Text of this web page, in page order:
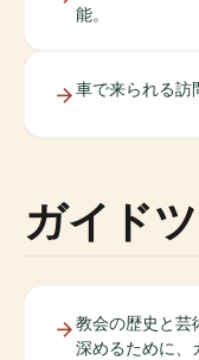
能。
車で来られる訪
ガイド
教会の歴史と芸
深めるために、